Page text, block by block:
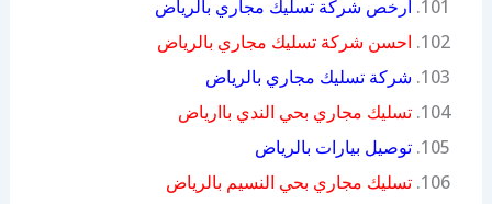
ارخص شركة تسليك مجاري بالرياض
احسن شركة تسليك مجاري بالرياض
شركة تسليك مجاري بالرياض
تسليك مجاري بحي الندي باارياض
توصيل بيارات بالرياض
تسليك مجاري بحي النسيم بالرياض